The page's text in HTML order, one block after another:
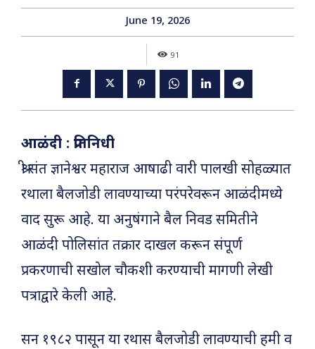
June 19, 2026
91
​आळंदी : प्रतिनिधी
श्री संत ज्ञानेश्वर महाराज आषाढी वारी पालखी सोहळ्यात
रथाला बैलजोडी लावण्याच्या परंपरेवरून आळंदीमध्ये
वाद सुरू आहे. या अनुषंगाने बैल निवड समितीने
आळंदी पोलिसांत तक्रार दाखल करून संपूर्ण
प्रकरणाची सखोल चौकशी करण्याची मागणी लेखी
पत्राद्वारे केली आहे.
सन १९८२ पासून या रथास बैलजोडी लावण्याची हमी व